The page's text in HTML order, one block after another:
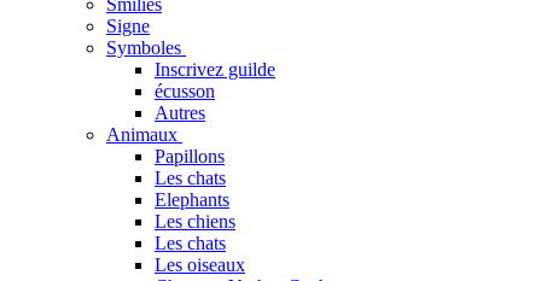
Smilies
Signe
Symboles
Inscrivez guilde
écusson
Autres
Animaux
Papillons
Les chats
Elephants
Les chiens
Les chats
Les oiseaux